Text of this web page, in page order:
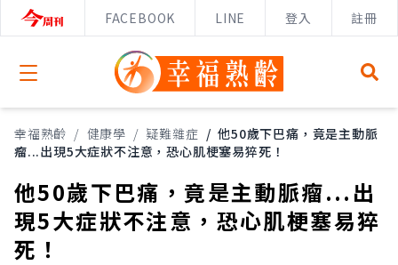
FACEBOOK LINE 登入 註冊
Open menu
幸福熟齡 / 健康學 / 疑難雜症 / 他50歲下巴痛，竟是主動脈
瘤...出現5大症狀不注意，恐心肌梗塞易猝死！
他50歲下巴痛，竟是主動脈瘤...出
現5大症狀不注意，恐心肌梗塞易猝
死！